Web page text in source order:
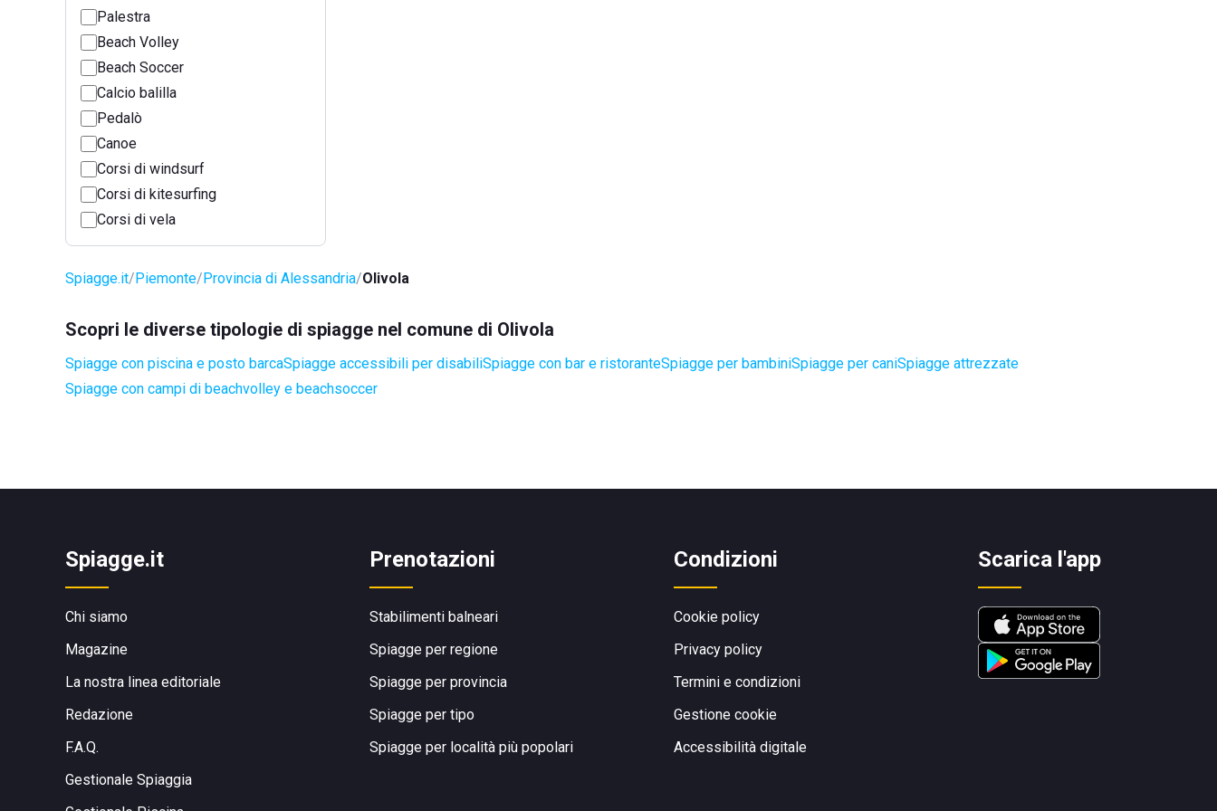
Palestra
Beach Volley
Beach Soccer
Calcio balilla
Pedalò
Canoe
Corsi di windsurf
Corsi di kitesurfing
Corsi di vela
Spiagge.it Piemonte Provincia di Alessandria Olivola
Scopri le diverse tipologie di spiagge nel comune di Olivola
Spiagge con piscina e posto barcaSpiagge accessibili per disabiliSpiagge con bar e ristoranteSpiagge per bambiniSpiagge per caniSpiagge attrezzate
Spiagge con campi di beachvolley e beachsoccer
Spiagge.it
Chi siamo
Magazine
La nostra linea editoriale
Redazione
F.A.Q.
Gestionale Spiaggia
Prenotazioni
Stabilimenti balneari
Spiagge per regione
Spiagge per provincia
Spiagge per tipo
Spiagge per località più popolari
Condizioni
Cookie policy
Privacy policy
Termini e condizioni
Gestione cookie
Accessibilità digitale
Scarica l'app